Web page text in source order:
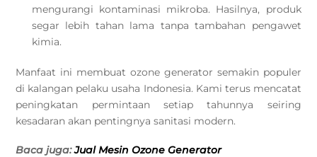
mengurangi kontaminasi mikroba. Hasilnya, produk
segar lebih tahan lama tanpa tambahan pengawet
kimia.
Manfaat ini membuat ozone generator semakin populer
di kalangan pelaku usaha Indonesia. Kami terus mencatat
peningkatan permintaan setiap tahunnya seiring
kesadaran akan pentingnya sanitasi modern.
Baca juga:Jual Mesin Ozone Generator